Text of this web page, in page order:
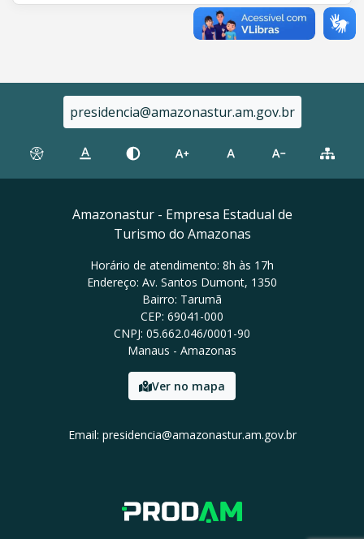
presidencia@amazonastur.am.gov.br
Amazonastur - Empresa Estadual de
Turismo do Amazonas
Horário de atendimento: 8h às 17h
Endereço: Av. Santos Dumont, 1350
Bairro: Tarumã
CEP: 69041-000
CNPJ: 05.662.046/0001-90
Manaus - Amazonas
Ver no mapa
Email: presidencia@amazonastur.am.gov.br